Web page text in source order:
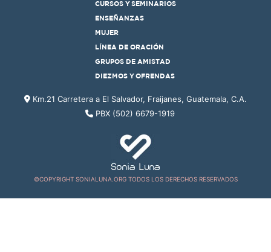
CURSOS Y SEMINARIOS
ENSEÑANZAS
MUJER
LÍNEA DE ORACIÓN
GRUPOS DE AMISTAD
DIEZMOS Y OFRENDAS
Km.21 Carretera a El Salvador, Fraijanes, Guatemala, C.A.
PBX (502) 6679-1919
©COPYRIGHT SONIALUNA.ORG TODOS LOS DERECHOS RESERVADOS